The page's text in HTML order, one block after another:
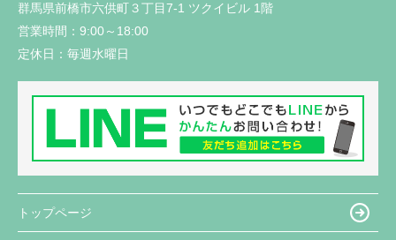
群馬県前橋市六供町３丁目7-1 ツクイビル 1階
営業時間： 9:00～18:00
定休日： 毎週水曜日
トップページ